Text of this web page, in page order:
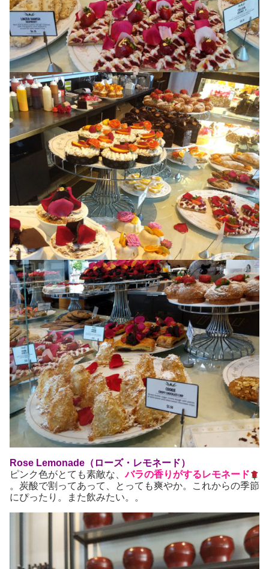
Rose Lemonade（ローズ・レモネード）
ピンク色がとても素敵な、バラの香りがするレモネード
。炭酸で割ってあって、とっても爽やか。これからの季節
にぴったり。また飲みたい。。